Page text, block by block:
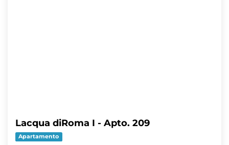
Lacqua diRoma I - Apto. 209
Apartamento